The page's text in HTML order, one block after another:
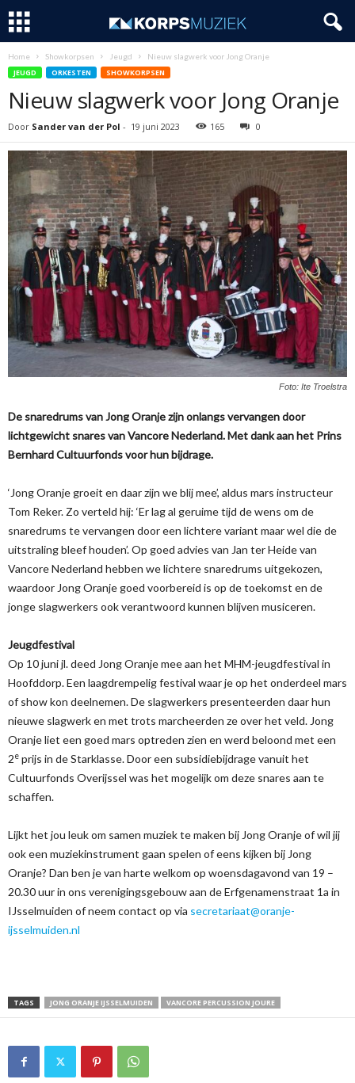
Home Showkorpsen Jeugd Nieuw slagwerk voor Jong Oranje
JEUGD ORKESTEN SHOWKORPSEN
Nieuw slagwerk voor Jong Oranje
Door Sander van der Pol - 19 juni 2023 165 0
Foto: Ite Troelstra
De snaredrums van Jong Oranje zijn onlangs vervangen door
lichtgewicht snares van Vancore Nederland.Met dank aan het Prins
Bernhard Cultuurfonds voor hun bijdrage.
‘Jong Oranje groeit en daar zijn we blij mee’, aldus mars instructeur
Tom Reker. Zo verteld hij: ‘Er lag al geruime tijd de wens om de
snaredrums te vervangen door een lichtere variant maar wel die de
uitstraling bleef houden’. Op goed advies van Jan ter Heide van
Vancore Nederland hebben we lichtere snaredrums uitgekozen,
waardoor Jong Oranje goed voorbereid is op de toekomst en de
jonge slagwerkers ook verantwoord kunnen blijven musiceren.
Jeugdfestival
Op 10 juni jl. deed Jong Oranje mee aan het MHM-jeugdfestival in
Hoofddorp. Een laagdrempelig festival waar je op het onderdeel mars
of show kon deelnemen. De slagwerkers presenteerden daar hun
nieuwe slagwerk en met trots marcheerden ze over het veld. Jong
Oranje liet een goed mars optreden zien en werd beloond met een
2e prijs in de Starklasse. Door een subsidiebijdrage vanuit het
Cultuurfonds Overijssel was het mogelijk om deze snares aan te
schaffen.
Lijkt het jou leuk om samen muziek te maken bij Jong Oranje of wil jij
ook een muziekinstrument gaan spelen of eens kijken bij Jong
Oranje? Dan ben je van harte welkom op woensdagavond van 19 –
20.30 uur in ons verenigingsgebouw aan de Erfgenamenstraat 1a in
IJsselmuiden of neem contact op via secretariaat@oranje-
ijsselmuiden.nl
TAGS JONG ORANJE IJSSELMUIDEN VANCORE PERCUSSION JOURE